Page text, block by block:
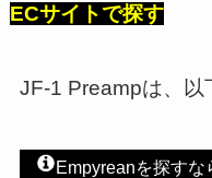
ECサイトで探す
JF-1 Preampは、以
Empyreanを探すな